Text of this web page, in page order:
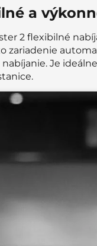
a
2 flexibilné
zariadenie
Je